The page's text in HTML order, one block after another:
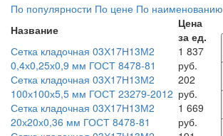
По популярности По цене По наименованию
Название
Цена
за ед.
Сетка кладочная 03Х17Н13М2
0,4х0,25х0,9 мм ГОСТ 8478-81
1 837
руб.
Сетка кладочная 03Х17Н13М2
100х100х5,5 мм ГОСТ 23279-2012
202
руб.
Сетка кладочная 03Х17Н13М2
20х20х0,36 мм ГОСТ 8478-81
1 669
руб.